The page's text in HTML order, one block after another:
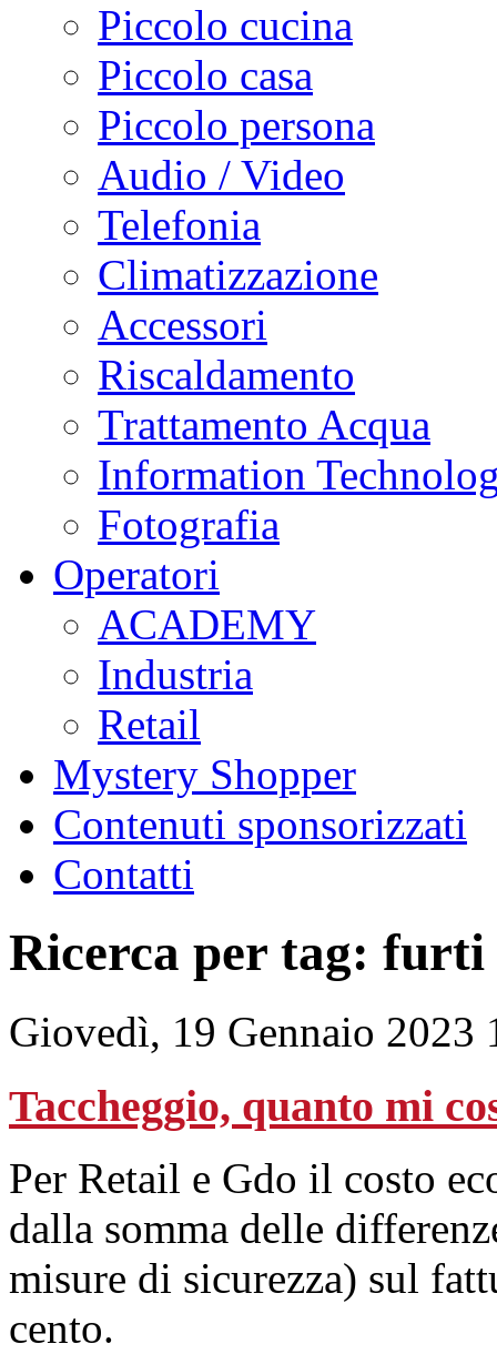
Piccolo cucina
Piccolo casa
Piccolo persona
Audio / Video
Telefonia
Climatizzazione
Accessori
Riscaldamento
Trattamento Acqua
Information
Fotografia
Operatori
ACADEMY
Industria
Retail
Mystery Shopper
Contenuti sponsorizzati
Contatti
Ricerca per tag: furti
Giovedì, 19 Gennaio 2023
Taccheggio, quanto mi
Per Retail e Gdo il costo
dalla somma delle
misure di sicurezza) sul
cento.